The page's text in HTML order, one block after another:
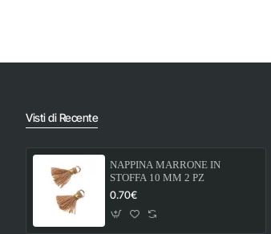
Visti di Recente
NAPPINA MARRONE IN
STOFFA 10 MM 2 PZ
0.70€